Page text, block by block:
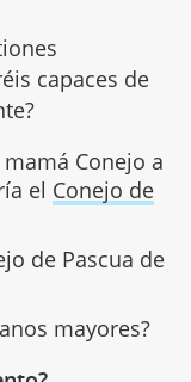
capaces de
Conejo a
el Conejo de
de Pascua de
mayores?